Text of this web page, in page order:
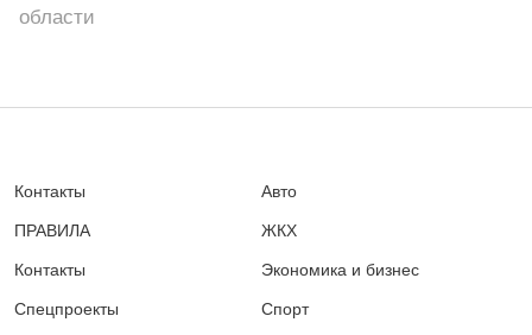
области
Контакты
ПРАВИЛА
Контакты
Спецпроекты
Авто
ЖКХ
Экономика и бизнес
Спорт